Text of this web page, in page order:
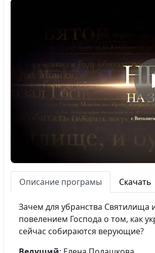
Описание програмы Скачать
Зачем для убранства Святилища
повелением Господа о том, как
сейчас собираются верующие?